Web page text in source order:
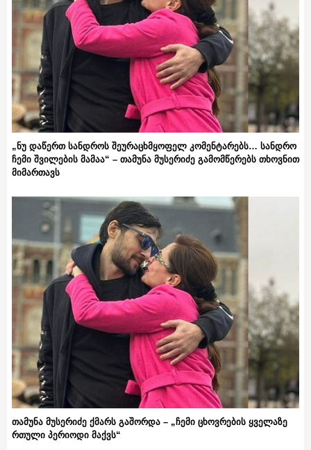
„ნუ დაწერთ სანდროს შეურაცხმყოფელ კომენტარებს… სანდრო
ჩემი შვილების მამაა“ – თამუნა მუსერიძე გამომწერებს თხოვნით
მიმართავს
თამუნა მუსერიძე ქმარს გაშორდა – „ჩემი ცხოვრების ყველაზე
რთული პერიოდი მაქვს“